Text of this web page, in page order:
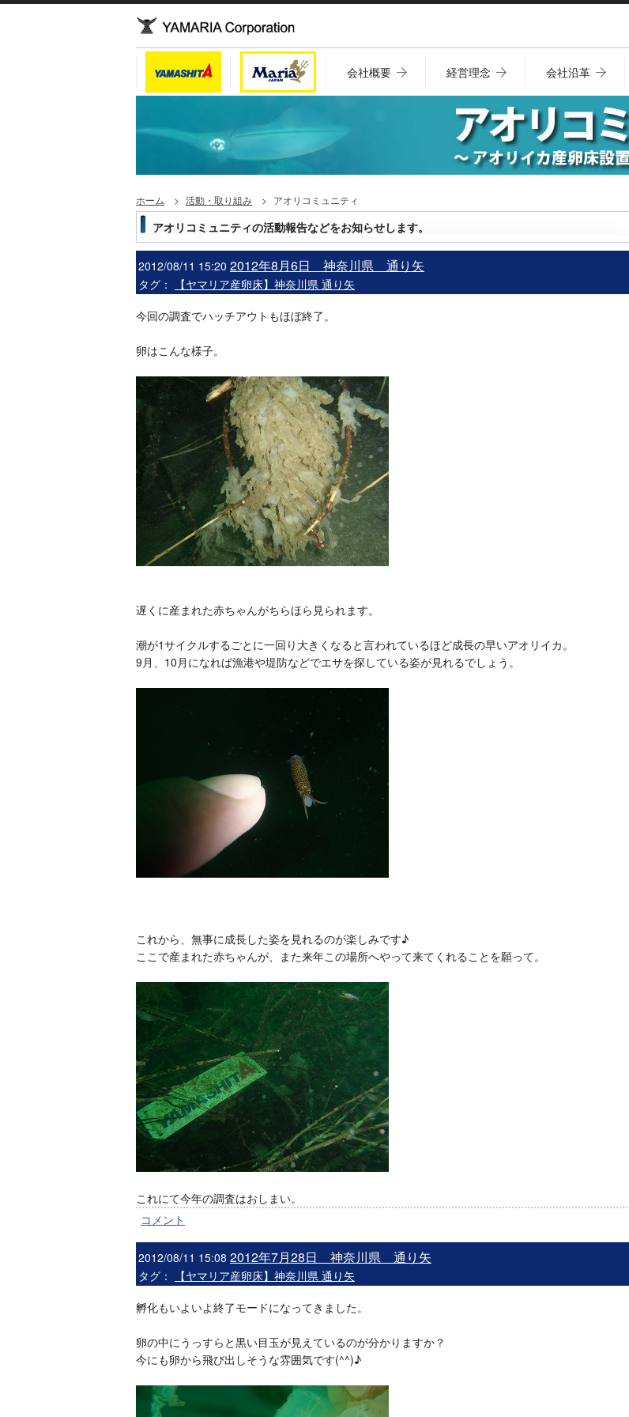
会社概要 経営理念 会社沿革
ホーム 活動・取り組み アオリコミュニティ
アオリコミュニティの活動報告などをお知らせします。
2012/08/11 15:20 2012年8月6日 神奈川県 通り矢
タグ：
【ヤマリア産卵床】神奈川県 通り矢
今回の調査でハッチアウトもほぼ終了。
卵はこんな様子。
遅くに産まれた赤ちゃんがちらほら見られます。
潮が1サイクルするごとに一回り大きくなると言われているほど成長の早いアオリイカ。
9月、10月になれば漁港や堤防などでエサを探している姿が見れるでしょう。
これから、無事に成長した姿を見れるのが楽しみです♪
ここで産まれた赤ちゃんが、また来年この場所へやって来てくれることを願って。
これにて今年の調査はおしまい。
コメント
2012/08/11 15:08 2012年7月28日 神奈川県 通り矢
タグ：
【ヤマリア産卵床】神奈川県 通り矢
孵化もいよいよ終了モードになってきました。
卵の中にうっすらと黒い目玉が見えているのが分かりますか？
今にも卵から飛び出しそうな雰囲気です(^^)♪